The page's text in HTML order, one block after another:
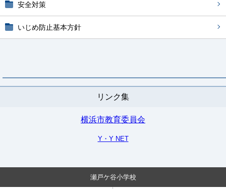
安全対策
いじめ防止基本方針
リンク集
横浜市教育委員会
Y・Y NET
瀬戸ケ谷小学校